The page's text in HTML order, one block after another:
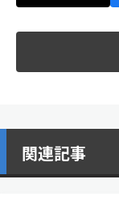
関連記事